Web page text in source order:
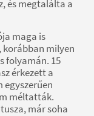
és megtalálta a
maga is
milyen
folyamán. 15
érkezett a
méltatták.
már soha